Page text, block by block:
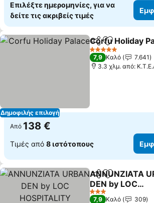
Επιλέξτε ημερομηνίες, για να
δείτε τις ακριβείς τιμές
Δημοφιλής επιλογή
Κοινοποίηση
Προσθήκη
Corfu Holiday
5 Αστέρια
7,9 Καλό
7.641
3.3 χλμ. από:
Από 138 €
Τιμές από 8 ιστότοπους
Κοινοποίηση
Προσθήκη
ANNUNZIATA
DEN by LOC
HOSPITALITY
Εμφάνιση τιμών
3 Αστέρια
7,9 Καλό
309